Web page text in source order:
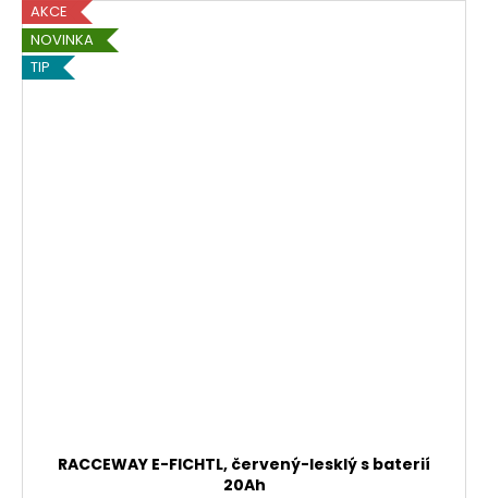
AKCE
NOVINKA
TIP
RACCEWAY E-FICHTL, červený-lesklý s baterií
20Ah